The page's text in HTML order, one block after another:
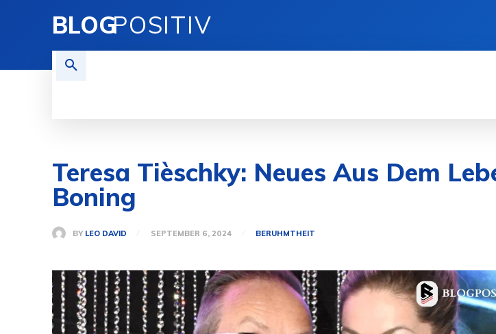
BLOGPOSITIV
Teresa Tièschky: Neues Aus Dem
Boning
BY LEO DAVID SEPTEMBER 6, 2024 BERUHMTHEIT